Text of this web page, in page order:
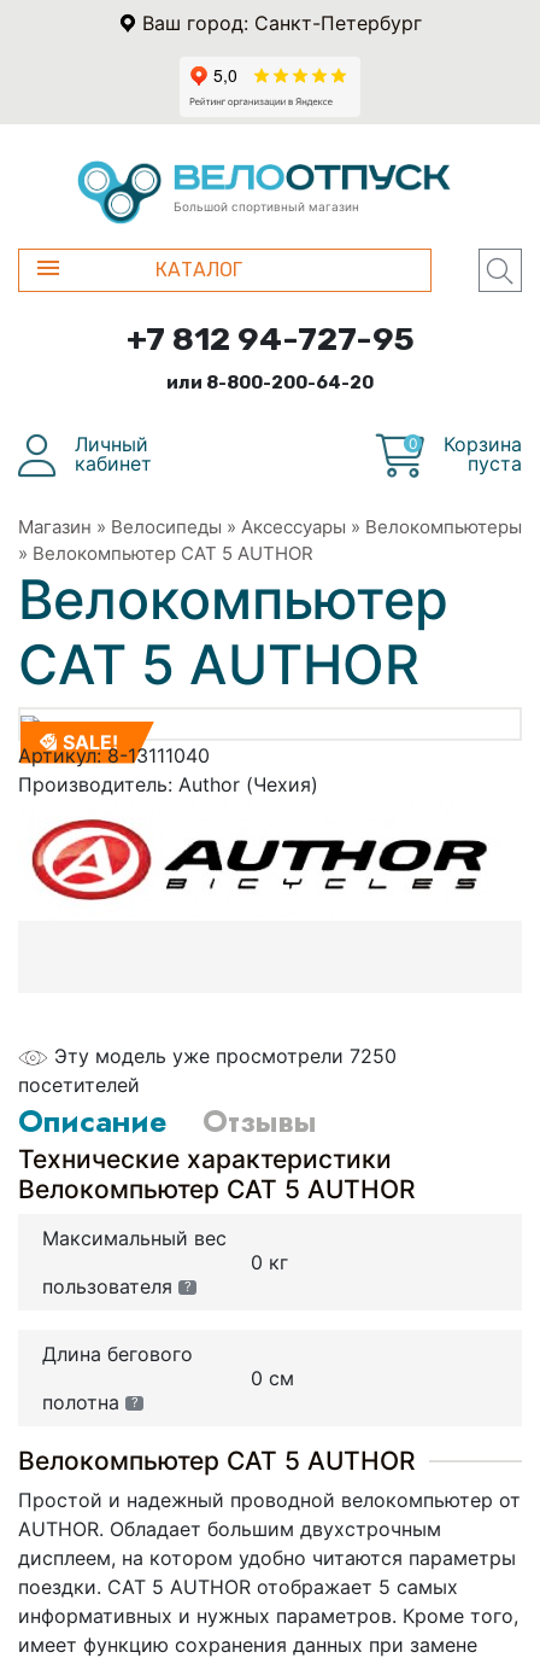
Ваш город: Санкт-Петербург
Большой спортивный магазин
КАТАЛОГ
+7 812 94-727-95
или 8-800-200-64-20
Личный
кабинет
0
Корзина
пуста
Магазин » Велосипеды » Аксессуары » Велокомпьютеры
» Велокомпьютер CAT 5 AUTHOR
Велокомпьютер
CAT 5 AUTHOR
SALE!
Артикул:8-13111040
Производитель: Author (Чехия)
Эту модель уже просмотрели 7250
посетителей
Описание Отзывы
Технические характеристики
Велокомпьютер CAT 5 AUTHOR
Максимальный вес
пользователя
?
0 кг
Длина бегового
полотна
?
0 см
Велокомпьютер CAT 5 AUTHOR
Простой и надежный проводной велокомпьютер от
AUTHOR. Обладает большим двухстрочным
дисплеем, на котором удобно читаются параметры
поездки. CAT 5 AUTHOR отображает 5 самых
информативных и нужных параметров. Кроме того,
имеет функцию сохранения данных при замене